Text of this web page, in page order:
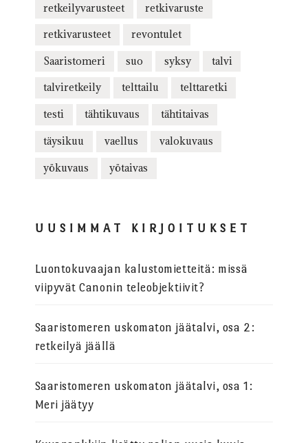
retkeilyvarusteet retkivaruste
retkivarusteet revontulet
Saaristomeri suo syksy talvi
talviretkeily telttailu telttaretki
testi tähtikuvaus tähtitaivas
täysikuu vaellus valokuvaus
yökuvaus yötaivas
UUSIMMAT KIRJOITUKSET
Luontokuvaajan kalustomietteitä: missä
viipyvät Canonin teleobjektiivit?
Saaristomeren uskomaton jäätalvi, osa 2:
retkeilyä jäällä
Saaristomeren uskomaton jäätalvi, osa 1:
Meri jäätyy